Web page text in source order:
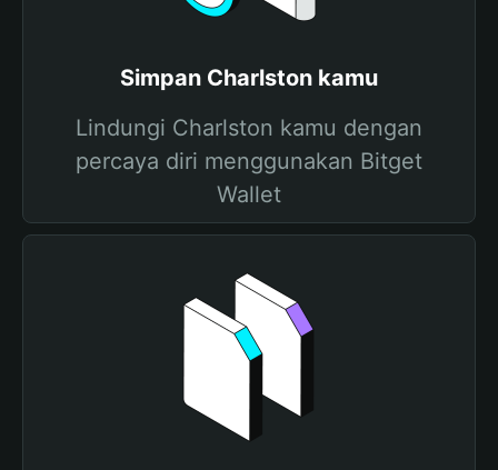
Simpan Charlston kamu
Lindungi Charlston kamu dengan
percaya diri menggunakan Bitget
Wallet